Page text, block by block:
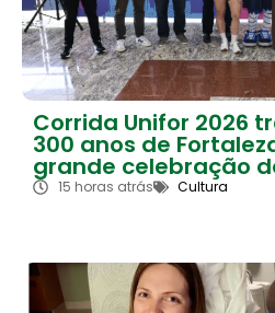
Corrida Unifor 2026
300 anos de
grande celebração
15 horas atrás Cultura